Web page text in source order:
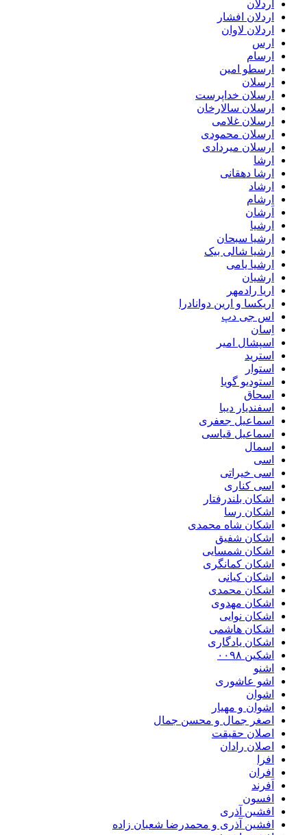
اردلان
اردلان افشار
اردلان لاوان
ارس
ارسام
ارسطو امین
ارسلان
ارسلان خداپرست
ارسلان سالارخان
ارسلان غلامی
ارسلان محمودی
ارسلان میردادی
ارشا
ارشا دهقانی
ارشاد
ارشام
اَرشان
ارشیا
ارشیا سبحان
ارشیا شالی بیک
ارشیا یامی
ارشیان
اریا رادمهر
اریکسا و ارین دوانادرا
اس جی دپ
اِسان
اسپشال امیر
استرید
استوار
استودیو گویا
اسحاق
اسفندیار دیبا
اسماعیل جعفری
اسماعیل قیاسی
اسمال
اسی
اسی خیراتی
اسی کناری
اشکان بلندرفتار
اشکان رسا
اشکان شاه محمدی
اشکان شفیق
اشکان شمسایی
اشکان‌ کمانگری
اشکان کیانی
اشکان محمدی
اشکان مهدوی
اشکان نوایی
اشکان هاشمی
اشکان یادگاری
اشکین ۰۰۹۸
اشنو
اشو عاشوری
اشوان
اشوان و مهیار
اصغر جمال و محسن جمال
اصلان حقیقت
اصلان رادان
افرا
افران
اَفرند
افسون
افشین آذری
افشین آذری و محمدرضا شعبان زاده